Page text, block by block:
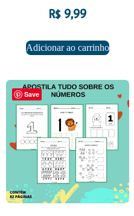
R$9,99
Adicionar ao carrinho
Save